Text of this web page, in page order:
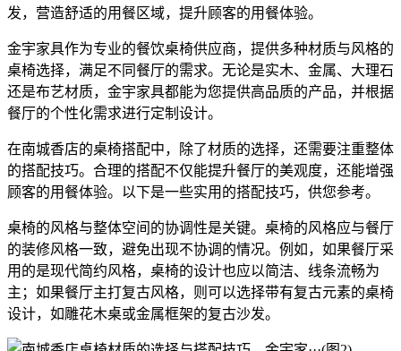
发，营造舒适的用餐区域，提升顾客的用餐体验。
金宇家具作为专业的餐饮桌椅供应商，提供多种材质与风格的
桌椅选择，满足不同餐厅的需求。无论是实木、金属、大理石
还是布艺材质，金宇家具都能为您提供高品质的产品，并根据
餐厅的个性化需求进行定制设计。
在南城香店的桌椅搭配中，除了材质的选择，还需要注重整体
的搭配技巧。合理的搭配不仅能提升餐厅的美观度，还能增强
顾客的用餐体验。以下是一些实用的搭配技巧，供您参考。
桌椅的风格与整体空间的协调性是关键。桌椅的风格应与餐厅
的装修风格一致，避免出现不协调的情况。例如，如果餐厅采
用的是现代简约风格，桌椅的设计也应以简洁、线条流畅为
主；如果餐厅主打复古风格，则可以选择带有复古元素的桌椅
设计，如雕花木桌或金属框架的复古沙发。